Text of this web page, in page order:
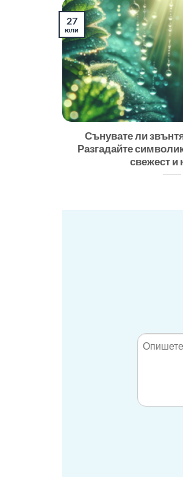
Сънувате ли
Разгадайте
свежест и
27
юли